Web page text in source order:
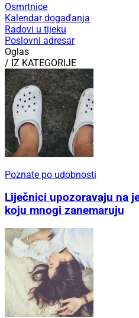
Osmrtnice
Kalendar događanja
Radovi u tijeku
Poslovni adresar
Oglas
/ IZ KATEGORIJE
Poznate po udobnosti
Liječnici upozoravaju na
koju mnogi zanemaruju